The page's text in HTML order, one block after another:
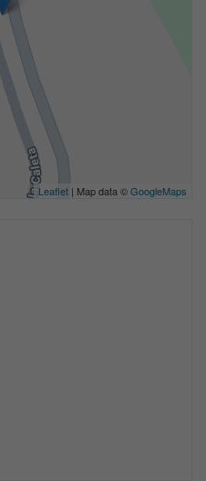
Leaflet | Map data ©GoogleMaps